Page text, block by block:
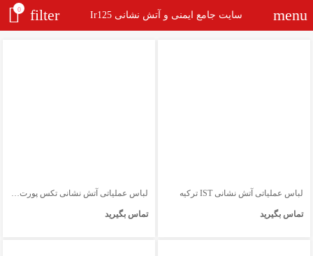
menu سایت جامع ایمنی و آتش نشانی Ir125 filter
0
لباس عملیاتی آتش نشانی IST ترکیه
تماس بگیرید
لباس عملیاتی آتش نشانی تکس پورت مدل X-Treme
تماس بگیرید